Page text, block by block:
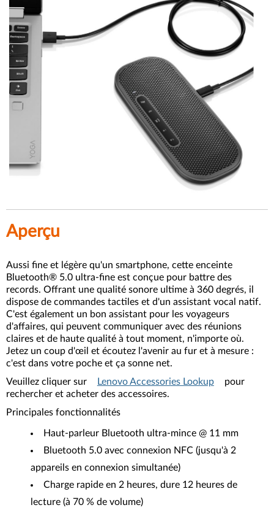
Aperçu
Aussi fine et légère qu'un smartphone, cette enceinte
Bluetooth® 5.0 ultra-fine est conçue pour battre des
records. Offrant une qualité sonore ultime à 360 degrés, il
dispose de commandes tactiles et d'un assistant vocal natif.
C'est également un bon assistant pour les voyageurs
d'affaires, qui peuvent communiquer avec des réunions
claires et de haute qualité à tout moment, n'importe où.
Jetez un coup d'œil et écoutez l'avenir au fur et à mesure :
c'est dans votre poche et ça sonne net.
Veuillez cliquer sur
Lenovo Accessories Lookup
pour
rechercher et acheter des accessoires.
Principales fonctionnalités
Haut-parleur Bluetooth ultra-mince @ 11 mm
Bluetooth 5.0 avec connexion NFC (jusqu'à 2
appareils en connexion simultanée)
Charge rapide en 2 heures, dure 12 heures de
lecture (à 70 % de volume)